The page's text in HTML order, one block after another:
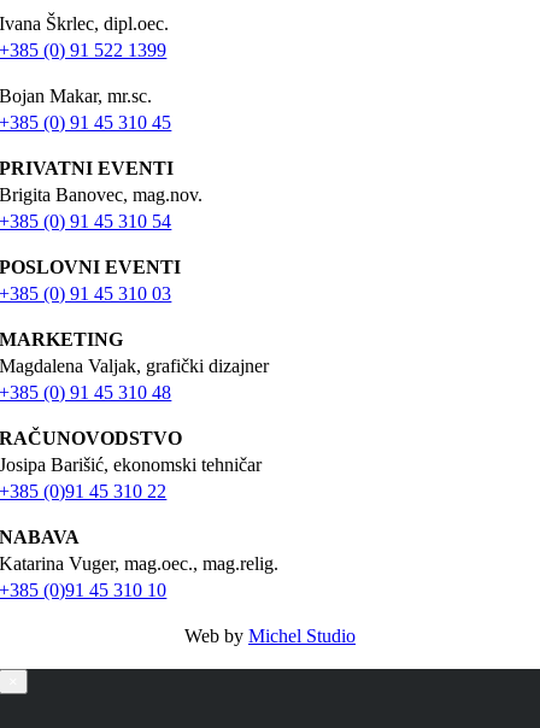
Ivana Škrlec, dipl.oec.
+385 (0) 91 522 1399
Bojan Makar, mr.sc.
+385 (0) 91 45 310 45
PRIVATNI EVENTI
Brigita Banovec, mag.nov.
+385 (0) 91 45 310 54
POSLOVNI EVENTI
+385 (0) 91 45 310 03
MARKETING
Magdalena Valjak, grafički dizajner
+385 (0) 91 45 310 48
RAČUNOVODSTVO
Josipa Barišić, ekonomski tehničar
+385 (0)91 45 310 22
NABAVA
Katarina Vuger, mag.oec., mag.relig.
+385 (0)91 45 310 10
Web by Michel Studio